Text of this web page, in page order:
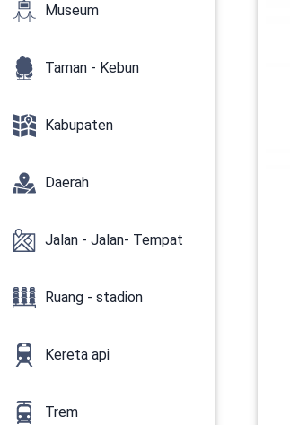
Museum
Taman - Kebun
Kabupaten
Daerah
Jalan - Jalan- Tempat
Ruang - stadion
Kereta api
Trem